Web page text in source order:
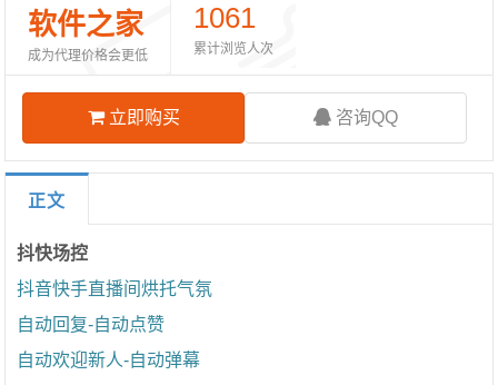
软件之家
成为代理价格会更低
1061
累计浏览人次
立即购买 咨询QQ
正文
抖快场控
抖音快手直播间烘托气氛
自动回复-自动点赞
自动欢迎新人-自动弹幕